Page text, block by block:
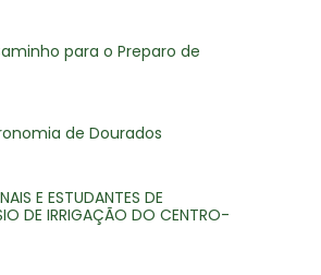
para o Preparo de
de Dourados
E ESTUDANTES DE
DE IRRIGAÇÃO DO CENTRO-